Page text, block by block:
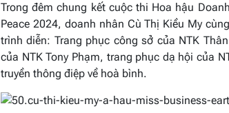
Trong đêm chung kết cuộc thi Hoa hậu
Peace 2024, doanh nhân Cù Thị Kiều My
trình diễn: Trang phục công sở của NTK
của NTK Tony Phạm, trang phục dạ hội của
truyền thông điệp về hoà bình.